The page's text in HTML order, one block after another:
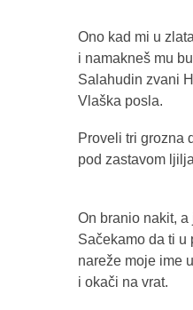
Ono kad mi u
i namakneš mu
Salahudin zvani
Vlaška posla.
Proveli tri grozna
pod zastavom
On branio nakit,
Sačekamo da ti u
nareže moje ime
i okači na vrat.